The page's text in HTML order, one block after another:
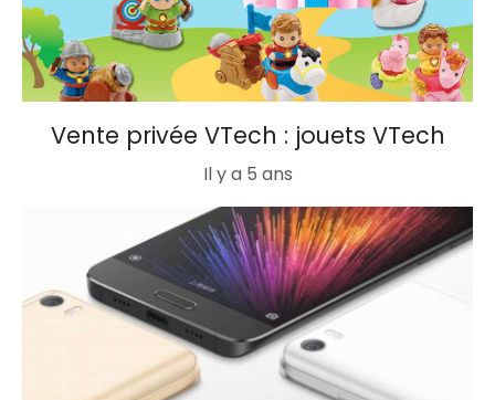
Vente privée VTech : jouets VTech
Il y a 5 ans